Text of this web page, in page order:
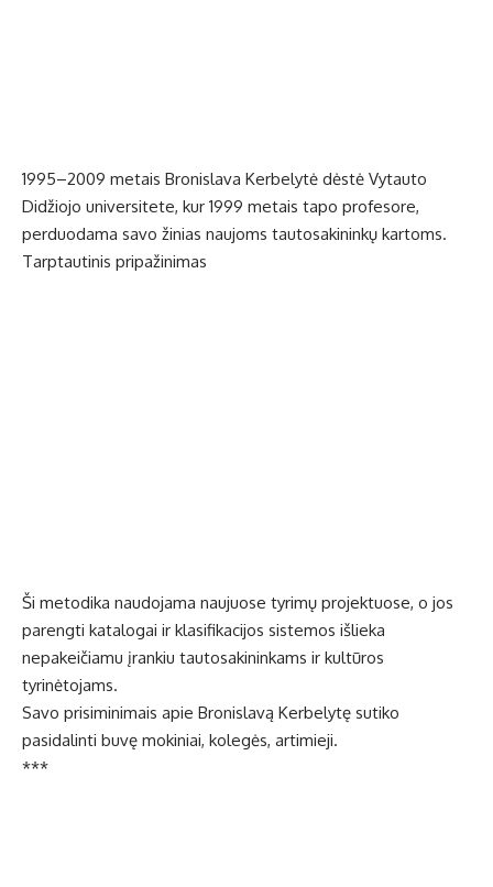
1995–2009 metais Bronislava Kerbelytė dėstė Vytauto
Didžiojo universitete, kur 1999 metais tapo profesore,
perduodama savo žinias naujoms tautosakininkų kartoms.
Tarptautinis pripažinimas
Ši metodika naudojama naujuose tyrimų projektuose, o jos
parengti katalogai ir klasifikacijos sistemos išlieka
nepakeičiamu įrankiu tautosakininkams ir kultūros
tyrinėtojams.
Savo prisiminimais apie Bronislavą Kerbelytę sutiko
pasidalinti buvę mokiniai, kolegės, artimieji.
***